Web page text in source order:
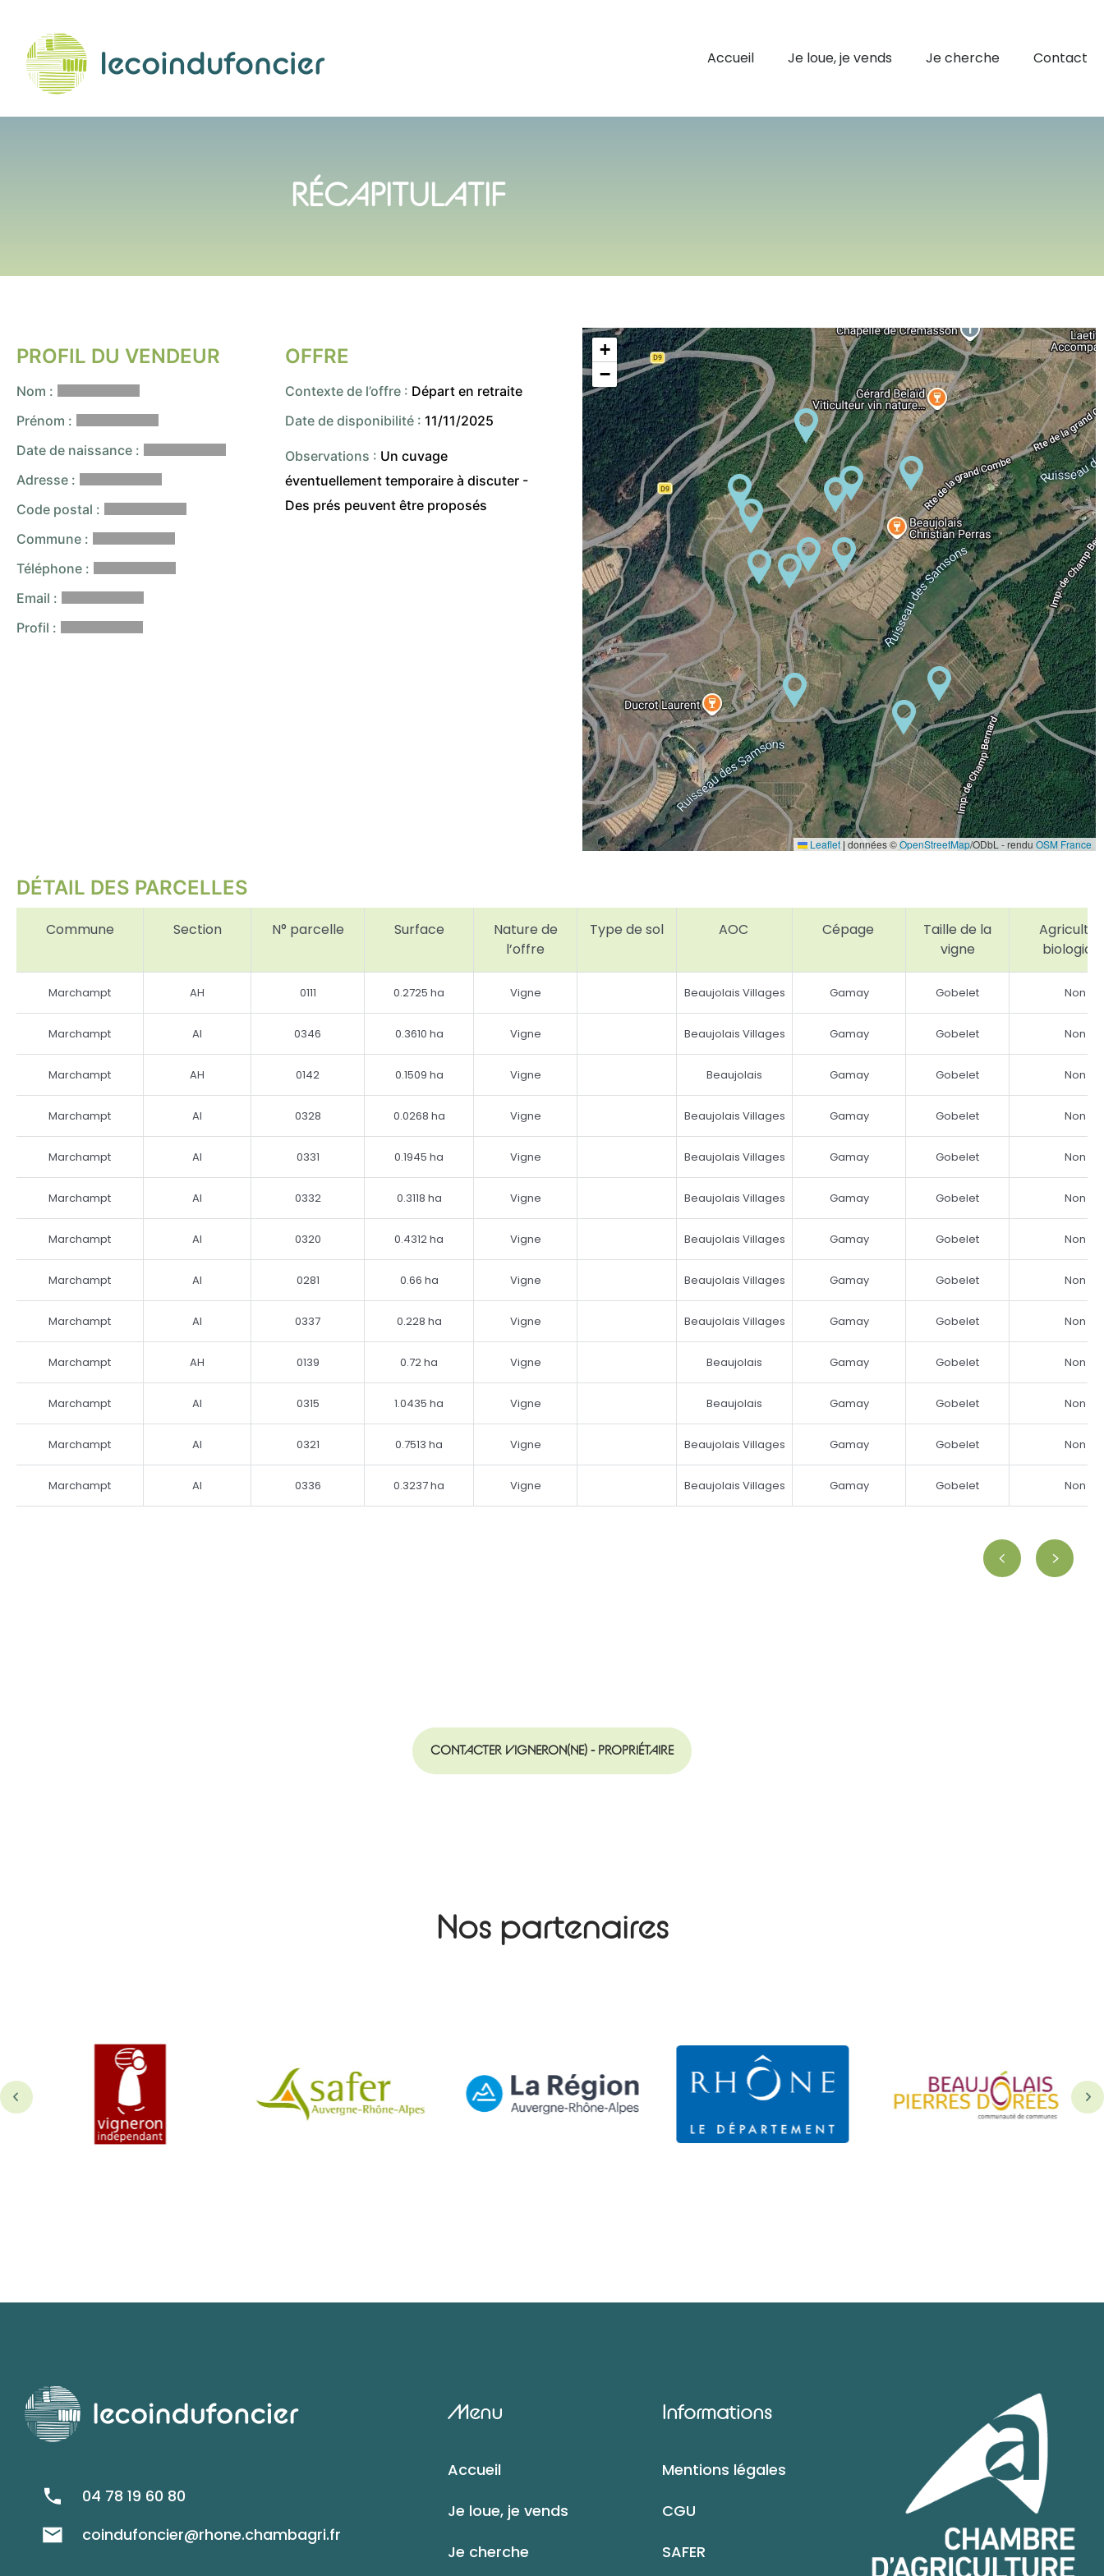
Accueil Je loue, je vends Je cherche Contact
RÉCAPITULATIF
PROFIL DU VENDEUR
Nom :
Prénom :
Date de naissance :
Adresse :
Code postal :
Commune :
Téléphone :
Email :
Profil :
OFFRE
Contexte de l’offre : Départ en retraite
Date de disponibilité : 11/11/2025
Observations : Un cuvage
éventuellement temporaire à discuter -
Des prés peuvent être proposés
+
−
Leaflet | données ©OpenStreetMap/ODbL - rendu OSM France
DÉTAIL DES PARCELLES
Commune Section N° parcelle Surface
Nature de
l’offre
Type de sol AOC Cépage
Taille de la
vigne
Marchampt AH 0111 0.2725 ha Vigne Beaujolais Villages Gamay Gobelet Non
Marchampt AI 0346 0.3610 ha Vigne Beaujolais Villages Gamay Gobelet Non
Marchampt AH 0142 0.1509 ha Vigne Beaujolais Gamay Gobelet Non
Marchampt AI 0328 0.0268 ha Vigne Beaujolais Villages Gamay Gobelet Non
Marchampt AI 0331 0.1945 ha Vigne Beaujolais Villages Gamay Gobelet Non
Marchampt AI 0332 0.3118 ha Vigne Beaujolais Villages Gamay Gobelet Non
Marchampt AI 0320 0.4312 ha Vigne Beaujolais Villages Gamay Gobelet Non
Marchampt AI 0281 0.66 ha Vigne Beaujolais Villages Gamay Gobelet Non
Marchampt AI 0337 0.228 ha Vigne Beaujolais Villages Gamay Gobelet Non
Marchampt AH 0139 0.72 ha Vigne Beaujolais Gamay Gobelet Non
Marchampt AI 0315 1.0435 ha Vigne Beaujolais Gamay Gobelet Non
Marchampt AI 0321 0.7513 ha Vigne Beaujolais Villages Gamay Gobelet Non
Marchampt AI 0336 0.3237 ha Vigne Beaujolais Villages Gamay Gobelet Non
CONTACTER VIGNERON(NE) - PROPRIÉTAIRE
Nos partenaires
04 78 19 60 80
coindufoncier@rhone.chambagri.fr
Menu
Accueil
Je loue, je vends
Je cherche
Informations
Mentions légales
CGU
SAFER